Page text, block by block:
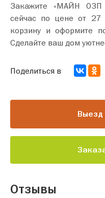
Закажите «МАЙН 03П
сейчас по цене от 27 050 руб.
корзину и оформите
Сделайте ваш дом
Выезд
Поделиться в
Отзывы